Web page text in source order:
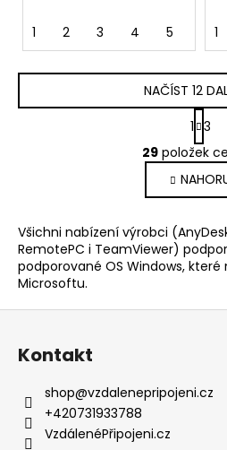
1 2 3 4 5 1
O
v
l
á
d
a
c
v
NAČÍST 12
S
t
r
á
n
k
v
á
n
1 3
29položek
Všichni nabízení výrobci
RemotePC i TeamViewer)
podporované OS Windows,
Microsoftu.
Kontakt
shop@vzdalenepripojeni.cz
+420731933788
VzdálenéPřipojeni.cz